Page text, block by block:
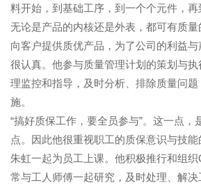
料开始，到基础工序，到一个个元件，再
无论是产品的内核还是外表，都可有质
向客户提供质优产品，为了公司的利益
很认真。他参与质量管理计划的策划与
理监控和指导，及时分析、排除质量问
施。
“搞好质保工作，要全员参与”。这一点，
点。因此他很重视职工的质保意识与技
朱虹一起为员工上课。他积极推行和组织
常与工人师傅一起研究，及时处理、解